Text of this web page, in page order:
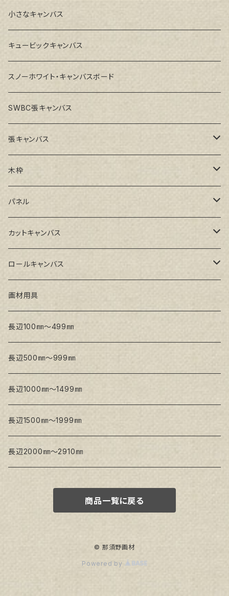
小さなキャンバス
キュービックキャンバス
スノーホワイト・キャンバスボード
SWBC張キャンバス
張キャンバス
GAERA F(中細目)
GAERA BA(中荒目)
GAERA GLC(中目)
トークロ イエロー(中目)
トークロ 赤SP(中目)
Snow White SPC(中目)
木枠
ルーブル米杉木枠
Paulo木枠
パネル
ラワンパネル
シナパネル
カットキャンバス
GAERA F(中細目)
GAERA BA(中荒目)
Snow White SPC(中目)
Snow White SLA(中目)
ロールキャンバス
GAERA F(中細目) / BA(中荒目)
Snow White SLA(中目)
Snow White SLH(中太目)
Snow White SPC(中目)
トークロ イエロー
生キャンバス
画材用具
長辺100㎜～499㎜
長辺500㎜～999㎜
長辺1000㎜～1499㎜
長辺1500㎜～1999㎜
長辺2000㎜～2910㎜
商品一覧に戻る
© 那須野画材
Powered by